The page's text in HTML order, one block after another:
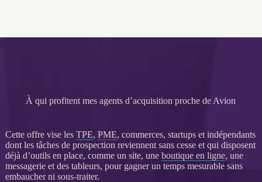
À qui profitent mes agents d’acquisition proche de Avion
Cette offre vise les TPE, PME, commerces, startups et indépendants
dont les tâches de prospection reviennent sans cesse et qui disposent
déjà d’outils en place, comme un site, une boutique en ligne, une
messagerie et des tableurs, pour gagner un temps mesurable sans
embaucher ni sous-traiter.